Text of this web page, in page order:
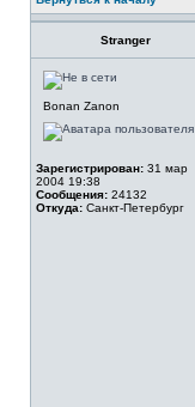
Stranger
Bonan Zanon
Зарегистрирован: 31 мар
2004 19:38
Сообщения: 24132
Откуда: Санкт-Петербург